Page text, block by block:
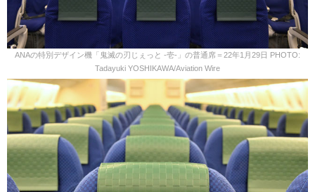
ANAの特別デザイン機「鬼滅の刃じぇっと -壱-」の普通席＝22年1月29日 PHOTO:
Tadayuki YOSHIKAWA/Aviation Wire